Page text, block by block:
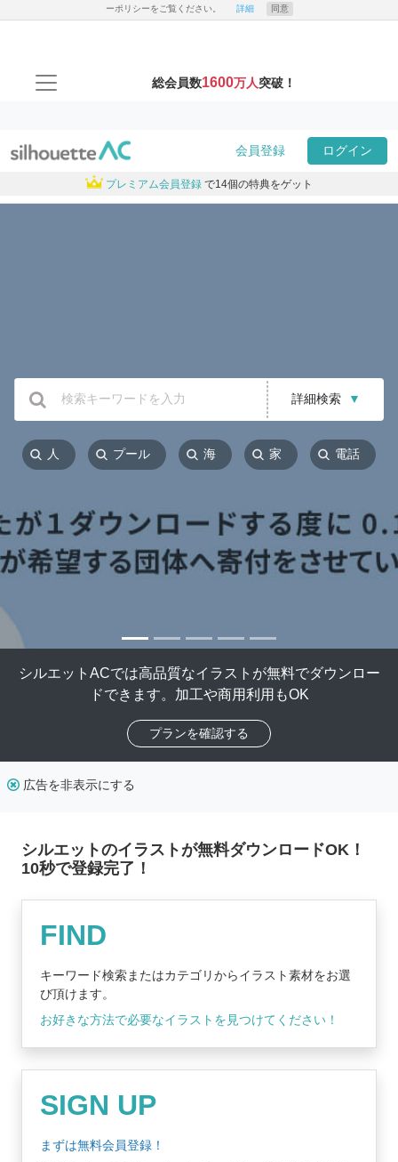
ーポリシーをご覧ください。 詳細 同意
総会員数1600万人突破！
会員登録 ログイン
プレミアム会員登録 で14個の特典をゲット
詳細検索 ▼
人 プール 海 家 電話
シルエットACでは高品質なイラストが無料でダウンロー
ドできます。加工や商用利用もOK
プランを確認する
広告を非表示にする
シルエットのイラストが無料ダウンロードOK！
10秒で登録完了！
FIND
キーワード検索またはカテゴリからイラスト素材をお選
び頂けます。
お好きな方法で必要なイラストを見つけてください！
SIGN UP
まずは無料会員登録！